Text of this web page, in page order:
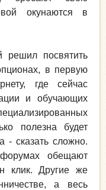
окунаются в
решил посвятить
в первую
где сейчас
и обучающих
полезна будет
- сказать сложно.
обещают
клик. Другие же
а весь